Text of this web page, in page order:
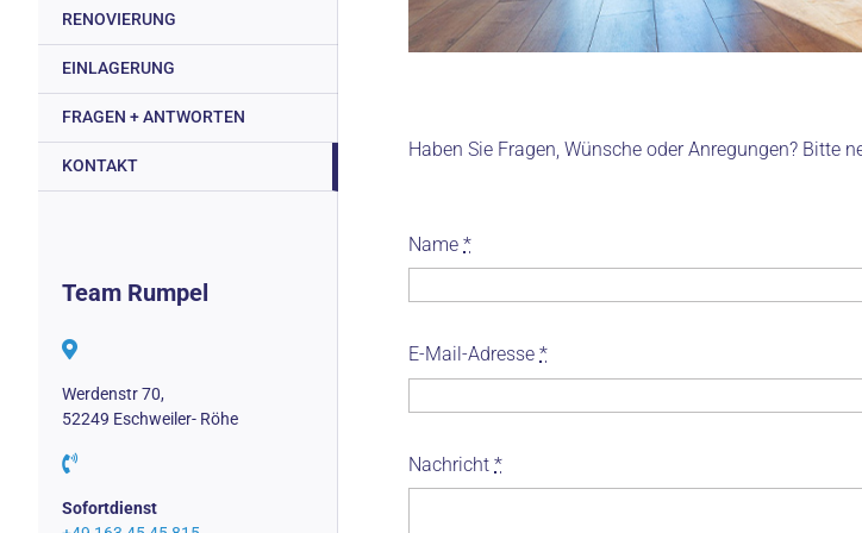
RENOVIERUNG
EINLAGERUNG
FRAGEN + ANTWORTEN
KONTAKT
Team Rumpel
Werdenstr 70,
52249 Eschweiler- Röhe
Sofortdienst
Haben Sie Fragen, Wünsche oder Anregungen? Bitte
Name*
E-Mail-Adresse*
Nachricht*